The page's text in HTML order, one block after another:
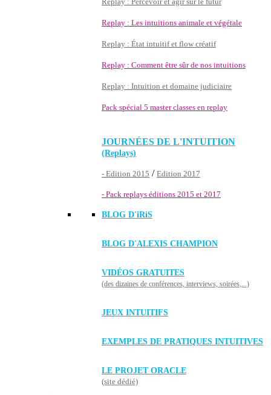
Replay : Les intuitions animale et végétale
Replay : État intuitif et flow créatif
Replay : Comment être sûr de nos intuitions
Replay : Intuition et domaine judiciaire
Pack spécial 5 master classes en replay
JOURNÉES DE L'INTUITION
(Replays)
- Edition 2015 / Edition 2017
- Pack replays éditions 2015 et 2017
BLOG D'iRiS
BLOG D'ALEXIS CHAMPION
VIDÉOS GRATUITES
(des dizaines de conférences, interviews, soirées,...)
JEUX INTUITIFS
EXEMPLES DE PRATIQUES INTUITIVES
LE PROJET ORACLE
(site dédié)